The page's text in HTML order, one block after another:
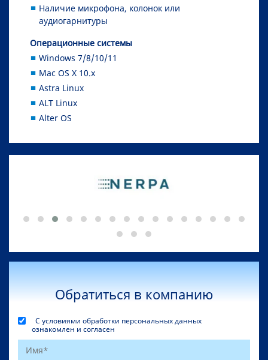
Наличие микрофона, колонок или
аудиогарнитуры
Операционные системы
Windows 7/8/10/11
Mac OS X 10.x
Astra Linux
ALT Linux
Alter OS
Обратиться в компанию
С условиями обработки персональных данных
ознакомлен и согласен